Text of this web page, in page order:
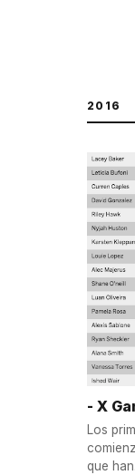
2016
- X
Los
que